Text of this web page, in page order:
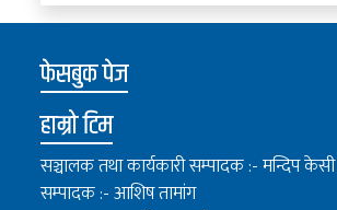
फेसबुक पेज
हाम्रो टिम
सञ्चालक तथा कार्यकारी सम्पादक :- मन्दिप केसी
सम्पादक :- आशिष तामांग